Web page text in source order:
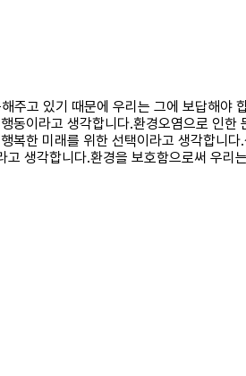
주고 있기 때문에 우리는 그에 보답해야
동이라고 생각합니다.환경오염으로 인한
복한 미래를 위한 선택이라고 생각합니다
생각합니다.환경을 보호함으로써 우리